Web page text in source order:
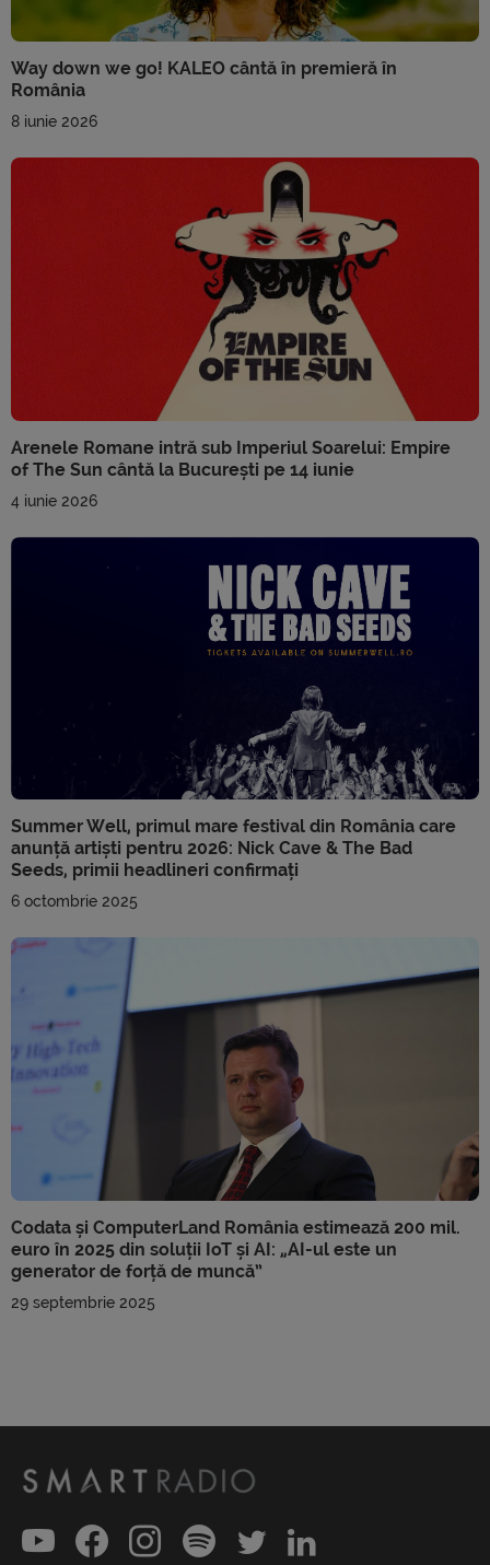
Way down we go! KALEO cântă în premieră în
România
8 iunie 2026
Arenele Romane intră sub Imperiul Soarelui: Empire
of The Sun cântă la București pe 14 iunie
4 iunie 2026
Summer Well, primul mare festival din România care
anunță artiști pentru 2026: Nick Cave & The Bad
Seeds, primii headlineri confirmați
6 octombrie 2025
Codata și ComputerLand România estimează 200 mil.
euro în 2025 din soluții IoT și AI: „AI-ul este un
generator de forță de muncă”
29 septembrie 2025